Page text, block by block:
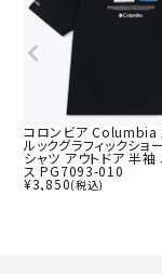
コロンビア Columbia
ルックグラフィックショ
シャツ アウトドア 半袖
ス PG7093-010
¥3,850(税込)